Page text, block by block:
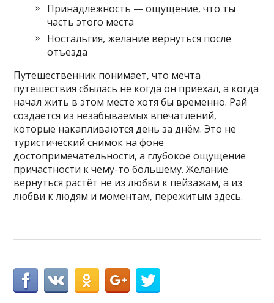
Принадлежность — ощущение‚ что ты
часть этого места
Ностальгия, желание вернуться после
отъезда
Путешественник понимает‚ что мечта
путешествия сбылась не когда он приехал‚ а когда
начал жить в этом месте хотя бы временно. Рай
создаётся из незабываемых впечатлений‚
которые накапливаются день за днём. Это не
туристический снимок на фоне
достопримечательности‚ а глубокое ощущение
причастности к чему-то большему. Желание
вернуться растёт не из любви к пейзажам‚ а из
любви к людям и моментам‚ пережитым здесь.